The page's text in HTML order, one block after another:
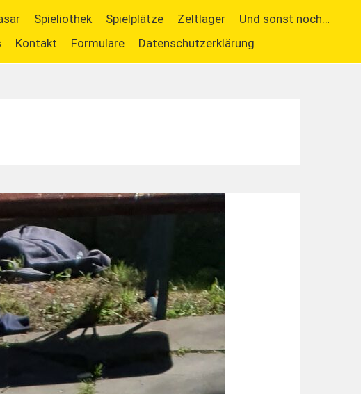
Spieliothek Spielplätze Zeltlager
Und sonst noch…
Kontakt Formulare Datenschutzerklärung